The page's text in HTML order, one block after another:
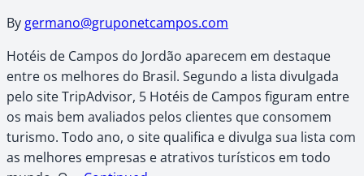
By germano@gruponetcampos.com
Hotéis de Campos do Jordão aparecem em destaque
entre os melhores do Brasil. Segundo a lista divulgada
pelo site TripAdvisor, 5 Hotéis de Campos figuram entre
os mais bem avaliados pelos clientes que consomem
turismo. Todo ano, o site qualifica e divulga sua lista com
as melhores empresas e atrativos turísticos em todo